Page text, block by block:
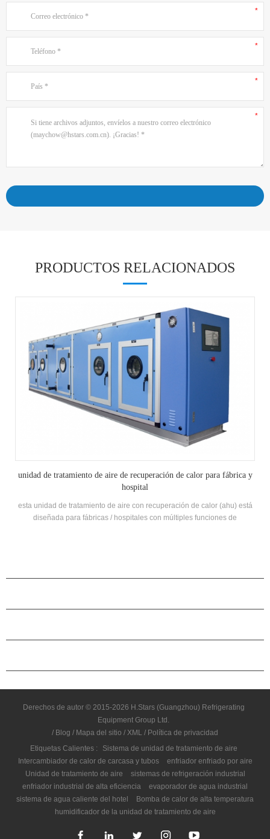
PRODUCTOS RELACIONADOS
unidad enfriadora enfriada por aire del paquete de la azotea
Unidades de aire acondicionado industriales empaquetadas refrigeradas
por aire para fábricas eléctricas / químicas / textilesh.stars ofrece
Derechos de autor © 2015-2026 H.Stars (Guangzhou) Refrigerating
Equipment Group Ltd.
/ Blog / Mapa del sitio / XML / Política de privacidad
Etiquetas Calientes :
Sistema de unidad de tratamiento de aire
Intercambiador de calor de carcasa y tubos
enfriador enfriado por aire
Unidad de tratamiento de aire
sistemas de refrigeración industrial
enfriador industrial de alta eficiencia
evaporador de agua industrial
sistema de agua caliente del hotel
Bomba de calor de alta temperatura
humidificador de la unidad de tratamiento de aire